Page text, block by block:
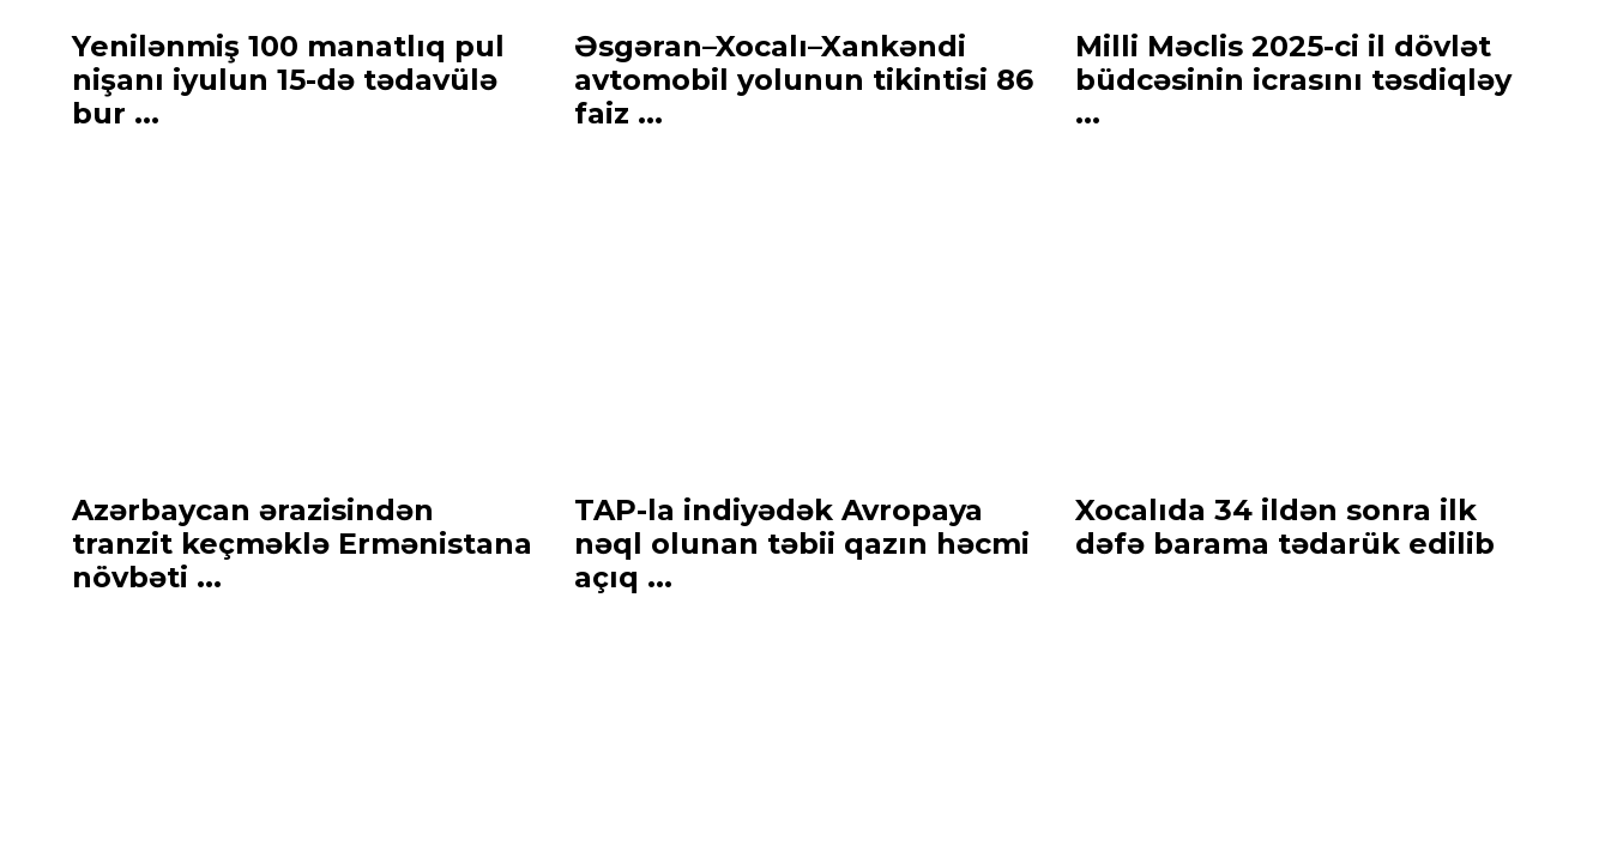
Yenilənmiş 100 manatlıq pul
nişanı iyulun 15-də tədavülə
bur ...
Əsgəran–Xocalı–Xankəndi
avtomobil yolunun tikintisi 86
faiz ...
Milli Məclis 2025-ci il dövlət
büdcəsinin icrasını təsdiqləy
...
Azərbaycan ərazisindən
tranzit keçməklə Ermənistana
növbəti ...
TAP-la indiyədək Avropaya
nəql olunan təbii qazın həcmi
açıq ...
Xocalıda 34 ildən sonra ilk
dəfə barama tədarük edilib